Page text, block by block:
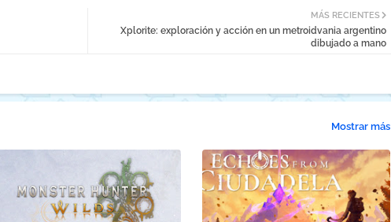
MÁS RECIENTES
Xplorite: exploración y acción en un metroidvania argentino
dibujado a mano
Mostrar más